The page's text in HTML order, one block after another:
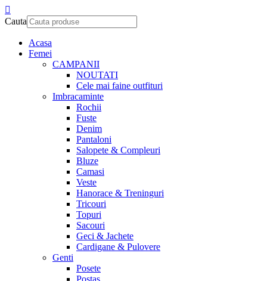
Cauta
Acasa
Femei
CAMPANII
NOUTATI
Cele mai faine outfituri
Imbracaminte
Rochii
Fuste
Denim
Pantaloni
Salopete & Compleuri
Bluze
Camasi
Veste
Hanorace & Treninguri
Tricouri
Topuri
Sacouri
Geci & Jachete
Cardigane & Pulovere
Genti
Posete
Postas